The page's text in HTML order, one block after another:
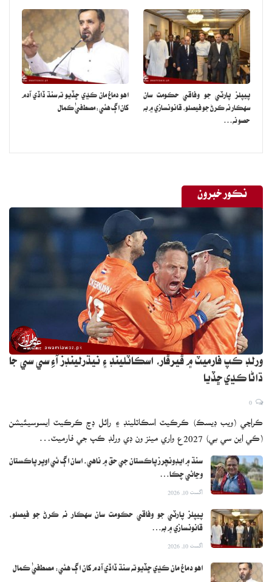
پيپلز پارٽي جو وفاقي حڪومت سان
سهڪار نه ڪرڻ جو فيصلو، قانونسازي ۾ به
حصو نه…
اهو دماغ مان ڪڍي ڇڏيو ته سنڌ ڏاڏي آدم
کان اڳ هئي: مصطفيٰ ڪمال
نڪور خبرون
ورلڊ ڪپ فارميٽ ۾ ڦيرڦار، اسڪاٽلينڊ ۽ نيڌرلينڊز آءِ سي سي جا
ڌاڻا ڪڍي ڇڏيا
ڪراچي (ويب ڊيسڪ) ڪرڪيٽ اسڪاٽلينڊ ۽ رائل ڊچ ڪرڪيٽ ايسوسيئيشن
(ڪي اين سي بي) 2027ع واري مينز ون ڊي ورلڊ ڪپ جي فارميٽ…
سنڌ ۾ ايڊونچرز پاڪستان جي حق ۾ ناهي، اسان اڳ ئي اوڀر پاڪستان
وڃائي چڪا…
اگست 10, 2026
پيپلز پارٽي جو وفاقي حڪومت سان سهڪار نه ڪرڻ جو فيصلو،
قانونسازي ۾ به…
اگست 10, 2026
اهو دماغ مان ڪڍي ڇڏيو ته سنڌ ڏاڏي آدم کان اڳ هئي: مصطفيٰ ڪمال